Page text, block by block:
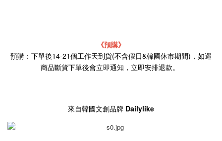
《預購》
預購：下單後14-21個工作天到貨(不含假日&韓國休市期間)，如遇
商品斷貨下單後會立即通知，立即安排退款。
來自韓國文創品牌 Dailylike